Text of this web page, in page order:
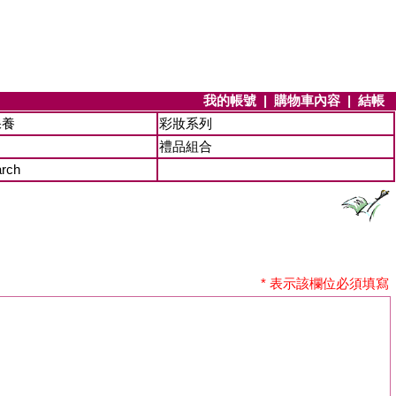
我的帳號 | 購物車內容 | 結帳
彩妝系列
禮品組合
* 表示該欄位必須填寫